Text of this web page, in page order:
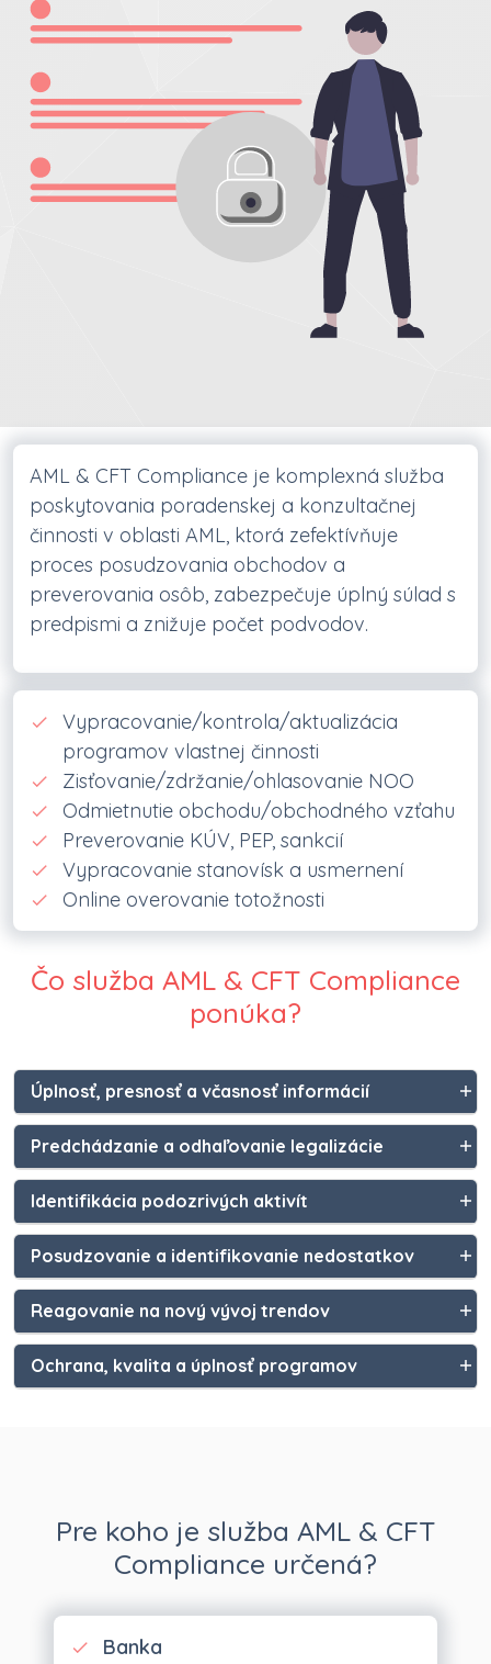
AML & CFT Compliance je komplexná služba
poskytovania poradenskej a konzultačnej
činnosti v oblasti AML, ktorá zefektívňuje
proces posudzovania obchodov a
preverovania osôb, zabezpečuje úplný súlad s
predpismi a znižuje počet podvodov.
Vypracovanie/kontrola/aktualizácia
programov vlastnej činnosti
Zisťovanie/zdržanie/ohlasovanie NOO
Odmietnutie obchodu/obchodného vzťahu
Preverovanie KÚV, PEP, sankcií
Vypracovanie stanovísk a usmernení
Online overovanie totožnosti
Čo služba AML & CFT Compliance
ponúka?
Úplnosť, presnosť a včasnosť informácií
Predchádzanie a odhaľovanie legalizácie
Identifikácia podozrivých aktivít
Posudzovanie a identifikovanie nedostatkov
Reagovanie na nový vývoj trendov
Ochrana, kvalita a úplnosť programov
Pre koho je služba AML & CFT
Compliance určená?
Banka